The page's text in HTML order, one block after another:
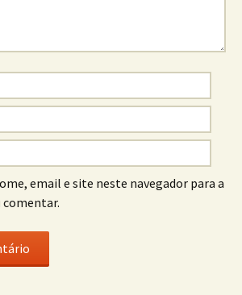
email e site neste navegador para a
comentar.